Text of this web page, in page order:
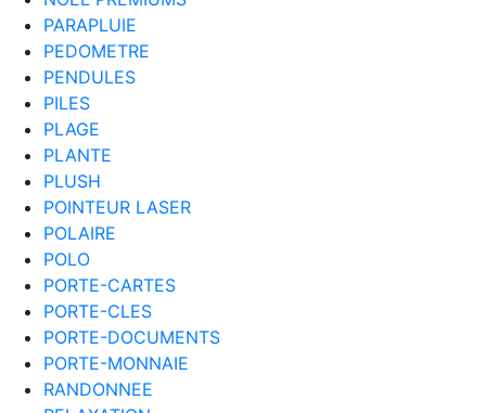
PARAPLUIE
PEDOMETRE
PENDULES
PILES
PLAGE
PLANTE
PLUSH
POINTEUR LASER
POLAIRE
POLO
PORTE-CARTES
PORTE-CLES
PORTE-DOCUMENTS
PORTE-MONNAIE
RANDONNEE